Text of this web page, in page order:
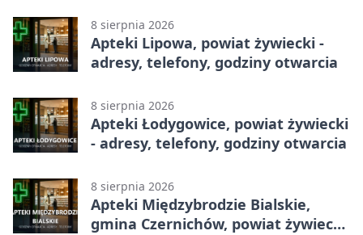
8 sierpnia 2026
Apteki Lipowa, powiat żywiecki -
adresy, telefony, godziny otwarcia
8 sierpnia 2026
Apteki Łodygowice, powiat żywiecki
- adresy, telefony, godziny otwarcia
8 sierpnia 2026
Apteki Międzybrodzie Bialskie,
gmina Czernichów, powiat żywiecki